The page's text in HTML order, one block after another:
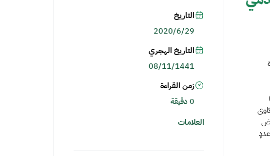
بعد عدم حلها من قبل مقدم الخدمة، بلغ (8.481)
الشكاوى خلال هذا الربع مقارنةً بـ (7.393) شكاوى
لاعتماد عددٍ
التاريخ
2020/6/29
التاريخ الهجري
08/11/1441
زمن القراءة
0 دقيقة
العلامات